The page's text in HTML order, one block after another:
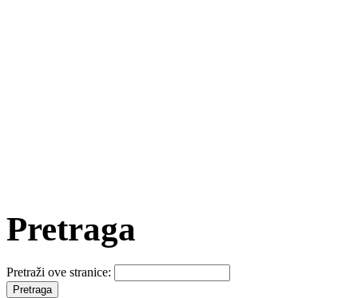
Pretraga
Pretraži ove stranice: